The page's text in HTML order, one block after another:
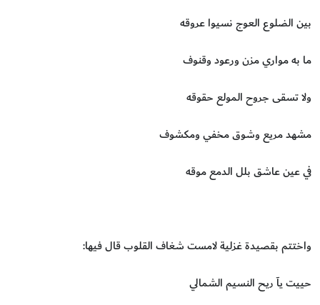
بين الضلوع العوج نسيوا عروقه
ما به مواري مزن ورعود وقنوف
ولا تسقى جروح المولع حقوقه
مشهد مريع وشوق مخفي ومكشوف
في عين عاشق بلل الدمع موقه
واختتم بقصيدة غزلية لامست شغاف القلوب قال فيها:
‏حييت يآ ريح النسيم الشمالي